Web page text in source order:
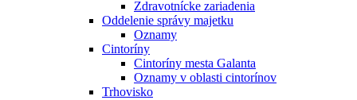
Zdravotnícke zariadenia
Oddelenie správy majetku
Oznamy
Cintoríny
Cintoríny mesta Galanta
Oznamy v oblasti cintorínov
Trhovisko